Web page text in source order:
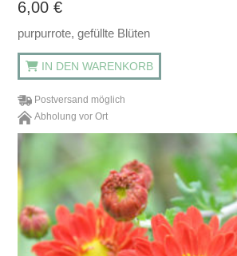
6,00€
purpurrote, gefüllte Blüten
IN DEN WARENKORB
Postversand möglich
Abholung vor Ort